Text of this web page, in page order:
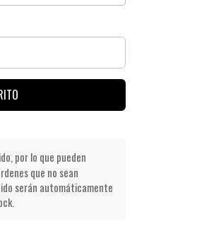
por lo que pueden
que no sean
serán automáticamente